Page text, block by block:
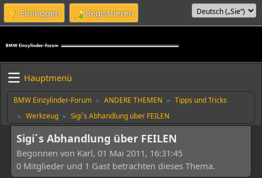
Einloggen Registrieren
Hauptmenü
BMW Einzylinder-Forum ► ANDERE THEMEN ► Tipps und Tricks
► Werkzeug ► Sigi´s Abhandlung über FEILEN
Sigi´s Abhandlung über FEILEN
Begonnen von Karl, 01 Mai 2011, 16:31:45
0 Mitglieder und 1 Gast betrachten dieses Thema.